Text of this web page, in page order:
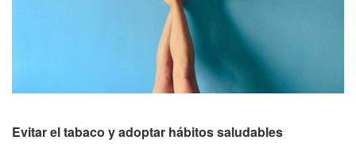
Evitar el tabaco y adoptar hábitos saludables